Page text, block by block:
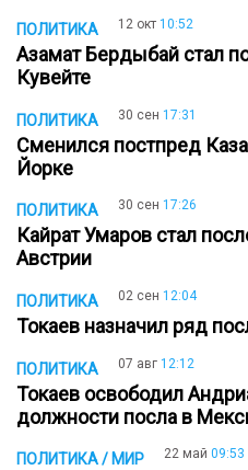
ПОЛИТИКА 12 окт 10:52
Азамат Бердыбай стал
Кувейте
ПОЛИТИКА 30 сен 17:31
Сменился постпред
Йорке
ПОЛИТИКА 30 сен 17:26
Кайрат Умаров стал
Австрии
ПОЛИТИКА 02 сен 12:04
Токаев назначил ряд
ПОЛИТИКА 07 авг 12:12
Токаев освободил
должности посла в
ПОЛИТИКА / МИР 22 май 09:53